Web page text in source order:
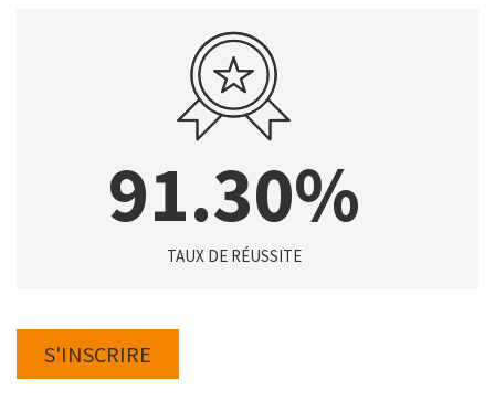
TAUX DE RÉUSSITE
91.30%
Boutons
LienS'INSCRIRE